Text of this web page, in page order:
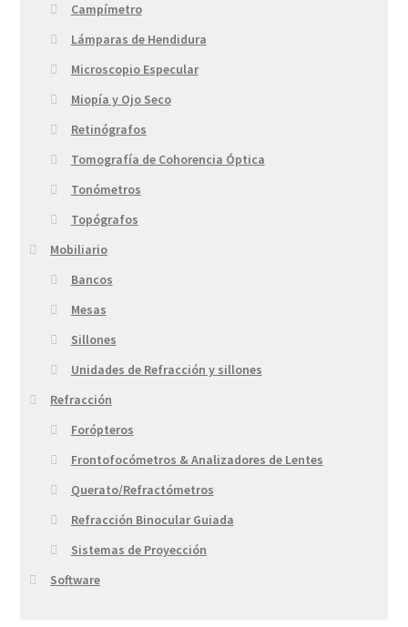
Campímetro
Lámparas de Hendidura
Microscopio Especular
Miopía y Ojo Seco
Retinógrafos
Tomografía de Cohorencia Óptica
Tonómetros
Topógrafos
Mobiliario
Bancos
Mesas
Sillones
Unidades de Refracción y sillones
Refracción
Forópteros
Frontofocómetros & Analizadores de Lentes
Querato/Refractómetros
Refracción Binocular Guiada
Sistemas de Proyección
Software